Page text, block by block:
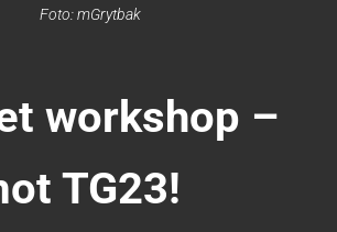
Foto: mGrytbak
workshop –
TG23!